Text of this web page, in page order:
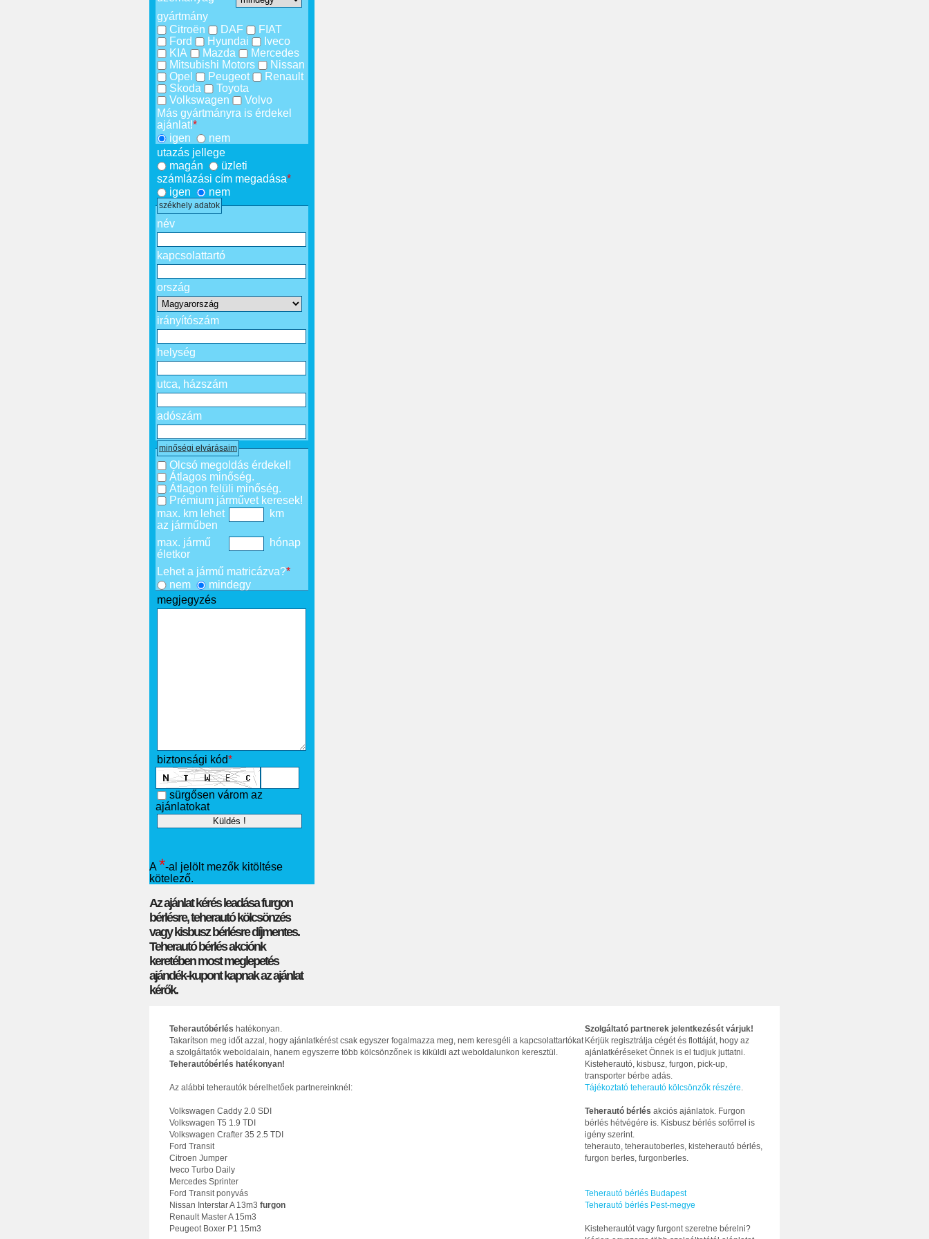
gyártmány
Citroën
DAF
FIAT
Ford
Hyundai
Iveco
KIA
Mazda
Mercedes
Mitsubishi Motors
Nissan
Opel
Peugeot
Renault
Skoda
Toyota
Volkswagen
Volvo
Más gyártmányra is érdekel
ajánlat!*
igen
nem
utazás jellege
magán
üzleti
számlázási cím megadása*
igen
nem
székhely adatok
név
kapcsolattartó
ország
irányítószám
helység
utca, házszám
adószám
minőségi elvárásaim
Olcsó megoldás érdekel!
Átlagos minőség.
Átlagon felüli minőség.
Prémium járművet keresek!
max. km lehet
az járműben
km
max. jármű
életkor
hónap
Lehet a jármű matricázva?*
nem
mindegy
megjegyzés
biztonsági kód*
sürgősen várom az
ajánlatokat
A *-al jelölt mezők kitöltése
kötelező.
Az ajánlat kérés leadása furgon
bérlésre, teherautó kölcsönzés
vagy kisbusz bérlésre díjmentes.
Teherautó bérlés akciónk
keretében most meglepetés
ajándék-kupont kapnak az ajánlat
kérők.
Szolgáltató partnerek jelentkezését várjuk!
Kérjük regisztrálja cégét és flottáját, hogy az
ajánlatkéréseket Önnek is el tudjuk juttatni.
Kisteherautó, kisbusz, furgon, pick-up,
transporter bérbe adás.
Tájékoztató teherautó kölcsönzők részére
Teherautó bérlés akciós ajánlatok. Furgon
bérlés hétvégére is. Kisbusz bérlés sofőrrel is
igény szerint.
teherauto, teherautoberles, kisteherautó bérlés,
furgon berles, furgonberles.
Teherautó bérlés Budapest
Teherautó bérlés Pest-megye
Kisteherautót vagy furgont szeretne bérelni?
Teherautóbérlés hatékonyan.
Takarítson meg időt azzal, hogy ajánlatkérést csak egyszer fogalmazza meg, nem keresgéli a kapcsolattartókat
a szolgáltatók weboldalain, hanem egyszerre több kölcsönzőnek is kiküldi azt weboldalunkon keresztül.
Teherautóbérlés hatékonyan!
Az alábbi teherautók bérelhetőek partnereinknél:
Volkswagen Caddy 2.0 SDI
Volkswagen T5 1.9 TDI
Volkswagen Crafter 35 2.5 TDI
Ford Transit
Citroen Jumper
Iveco Turbo Daily
Mercedes Sprinter
Ford Transit ponyvás
Nissan Interstar A 13m3 furgon
Renault Master A 15m3
Peugeot Boxer P1 15m3